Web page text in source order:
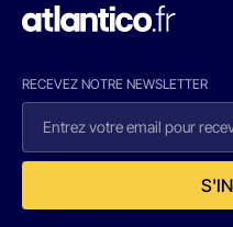
RECEVEZ NOTRE NEWSLETTER